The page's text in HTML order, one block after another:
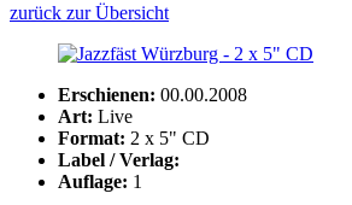
zurück zur Übersicht
Erschienen: 00.00.2008
Art: Live
Format: 2 x 5" CD
Label / Verlag:
Auflage: 1